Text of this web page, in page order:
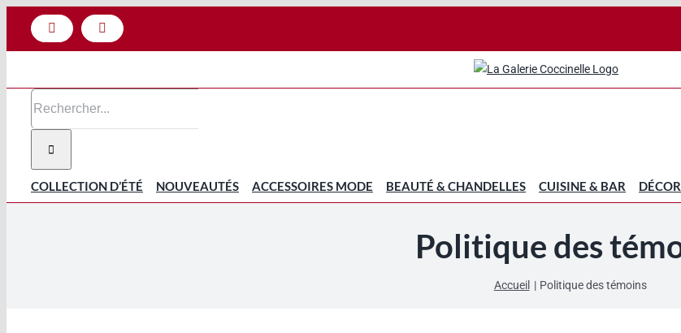
Passer
FacebookInstagram
COLLECTION D’ÉTÉ NOUVEAUTÉS ACCESSOIRES MODE BEAUTÉ & CHANDELLES CUISINE & BAR
Politique des
Accueil Politique des témoins